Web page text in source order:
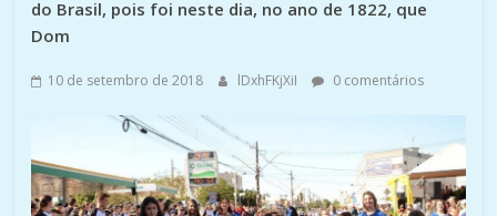
do Brasil, pois foi neste dia, no ano de 1822, que
Dom
10 de setembro de 2018 lDxhFKjXiI 0 comentários